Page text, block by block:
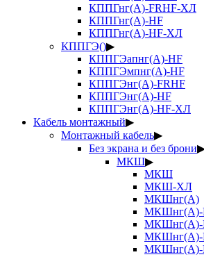
КППГнг(А)-FRHF-ХЛ
КППГнг(А)-HF
КППГнг(А)-HF-ХЛ
КППГЭ()▶
КППГЭапнг(А)-HF
КППГЭмпнг(А)-HF
КППГЭнг(А)-FRHF
КППГЭнг(А)-HF
КППГЭнг(А)-HF-ХЛ
Кабель монтажный▶
Монтажный кабель▶
Без экрана и без брони
МКШ▶
МКШ
МКШ-ХЛ
МКШнг(А)
МКШнг(А)-
МКШнг(А)-
МКШнг(А)-
МКШнг(А)-